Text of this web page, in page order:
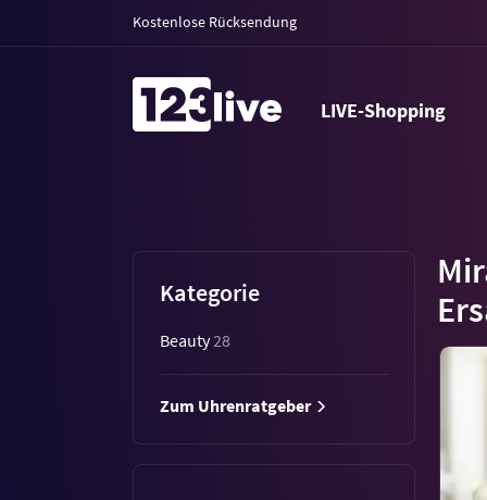
Kostenlose Rücksendung
LIVE-Shopping
Kategorie
Beauty28
Zum Uhrenratgeber